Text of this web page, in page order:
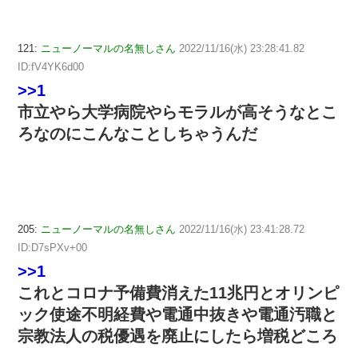
121: ニューノーマルの名無しさん 2022/11/16(水) 23:28:41.82
ID:fV4YK6d00
>>1
市立やら大学病院やらモラルが高そうなとこ
ろなのにこんなことしちゃうんだ
205: ニューノーマルの名無しさん 2022/11/16(水) 23:41:28.72
ID:D7sPXv+00
>>1
これとコロナ予備費消えた11兆円とオリンピ
ック使途不明経費や電通中抜きや電通汚職と
宗教法人の税優遇を廃止にしたら増税どころ